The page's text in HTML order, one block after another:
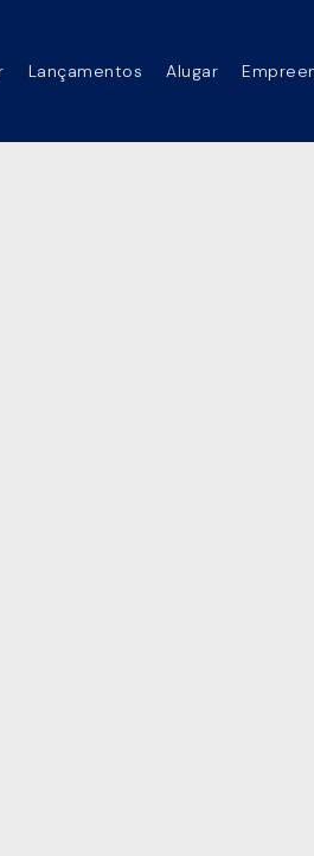
Alugar
Lançamentos